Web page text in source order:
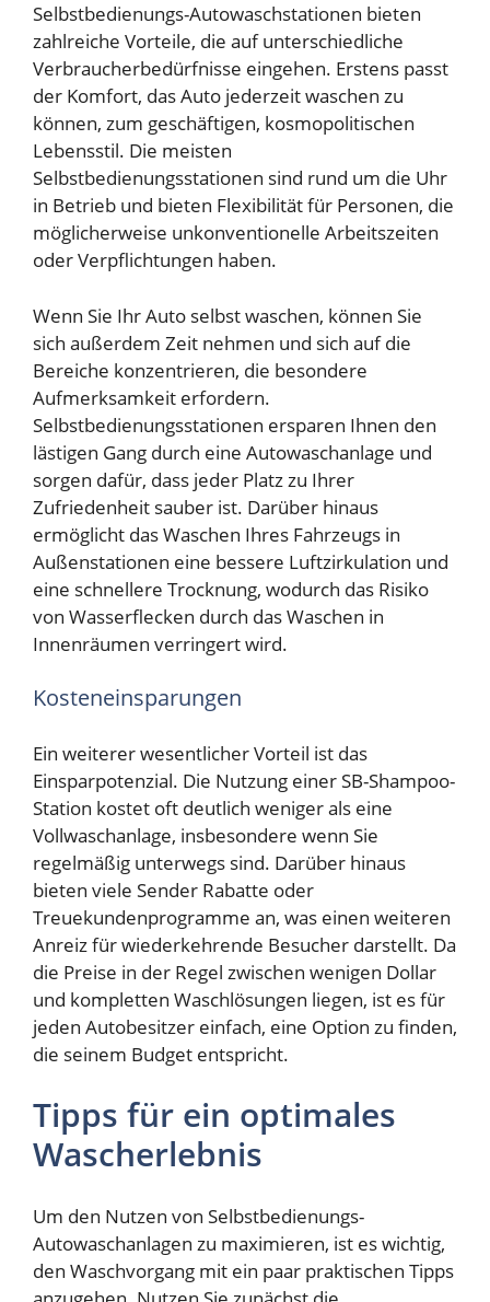
Selbstbedienungs-Autowaschstationen bieten
zahlreiche Vorteile, die auf unterschiedliche
Verbraucherbedürfnisse eingehen. Erstens passt
der Komfort, das Auto jederzeit waschen zu
können, zum geschäftigen, kosmopolitischen
Lebensstil. Die meisten
Selbstbedienungsstationen sind rund um die Uhr
in Betrieb und bieten Flexibilität für Personen, die
möglicherweise unkonventionelle Arbeitszeiten
oder Verpflichtungen haben.
Wenn Sie Ihr Auto selbst waschen, können Sie
sich außerdem Zeit nehmen und sich auf die
Bereiche konzentrieren, die besondere
Aufmerksamkeit erfordern.
Selbstbedienungsstationen ersparen Ihnen den
lästigen Gang durch eine Autowaschanlage und
sorgen dafür, dass jeder Platz zu Ihrer
Zufriedenheit sauber ist. Darüber hinaus
ermöglicht das Waschen Ihres Fahrzeugs in
Außenstationen eine bessere Luftzirkulation und
eine schnellere Trocknung, wodurch das Risiko
von Wasserflecken durch das Waschen in
Innenräumen verringert wird.
Kosteneinsparungen
Ein weiterer wesentlicher Vorteil ist das
Einsparpotenzial. Die Nutzung einer SB-Shampoo-
Station kostet oft deutlich weniger als eine
Vollwaschanlage, insbesondere wenn Sie
regelmäßig unterwegs sind. Darüber hinaus
bieten viele Sender Rabatte oder
Treuekundenprogramme an, was einen weiteren
Anreiz für wiederkehrende Besucher darstellt. Da
die Preise in der Regel zwischen wenigen Dollar
und kompletten Waschlösungen liegen, ist es für
jeden Autobesitzer einfach, eine Option zu finden,
die seinem Budget entspricht.
Tipps für ein optimales
Wascherlebnis
Um den Nutzen von Selbstbedienungs-
Autowaschanlagen zu maximieren, ist es wichtig,
den Waschvorgang mit ein paar praktischen Tipps